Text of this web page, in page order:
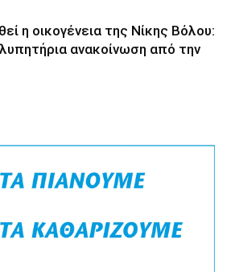
η οικογένεια της Νίκης Βόλου:
ανακοίνωση από την